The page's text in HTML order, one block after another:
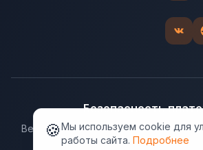
Безопасность
Ведущие платёжные системы
защиту данных.
🍪Мы используем cookie для
работы сайта. Подробнее